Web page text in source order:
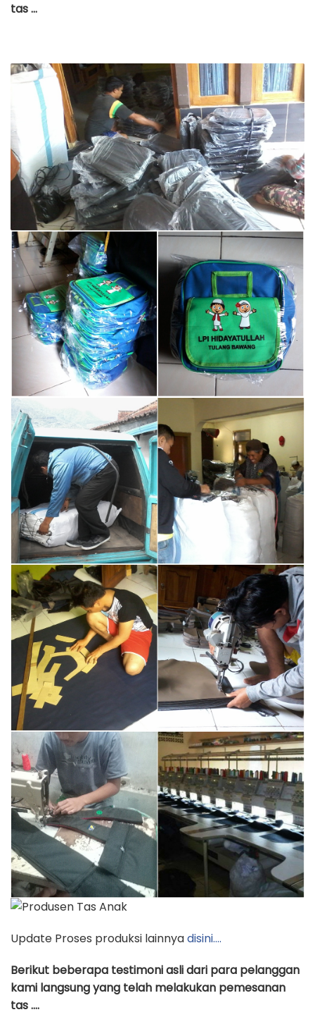
tas …
Update Proses produksi lainnyadisini….
Berikut beberapa testimoni asli dari para pelanggan
kami langsung yang telah melakukan pemesanan
tas ….